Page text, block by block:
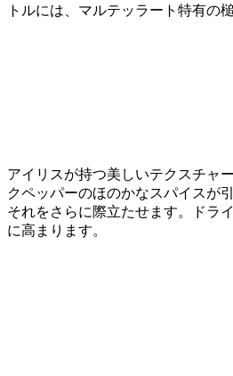
トルには、マルテッラート特有の
アイリスが持つ美しいテクスチャ
クペッパーのほのかなスパイスが
それをさらに際立たせます。ドラ
に高まります。